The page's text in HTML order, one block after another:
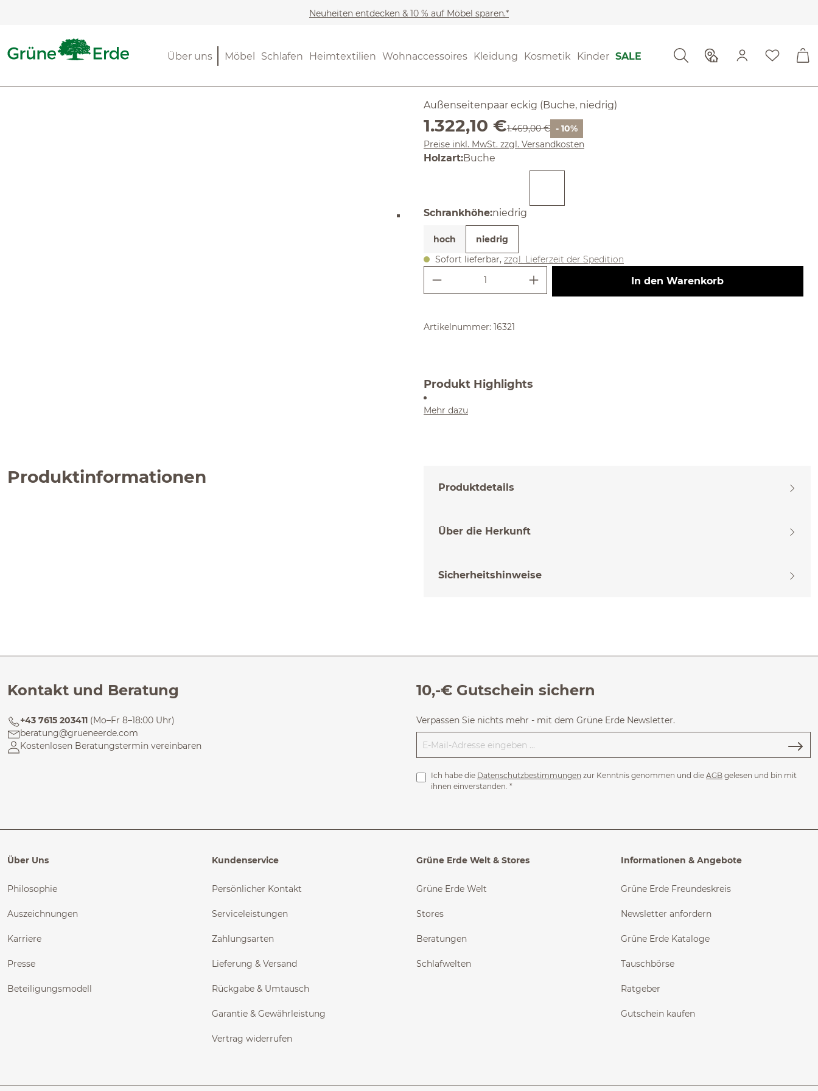
Neuheiten entdecken & 10 % auf Möbel sparen.*
Möbel Schlafen Heimtextilien Wohnaccessoires Kleidung Kosmetik Kinder SALE
Über uns
Noch keine Bewertungen
Außenseitenpaar eckig (Buche, niedrig)
Verkaufspreis:
1.322,10 €Regulärer Preis:
1.469,00 € - 10%
Preise inkl. MwSt. zzgl. Versandkosten
Holzartauswählen
:Buche
Schrankhöheauswählen
:niedrig
hoch
niedrig
Sofort lieferbar, zzgl. Lieferzeit der Spedition
Produkt Anzahl: Gib den gewünschten Wert ein
In den Warenkorb
Artikelnummer: 16321
Produkt Highlights
Mehr dazu
Produktinformationen
Produktdetails
Über die Herkunft
Sicherheitshinweise
Kontakt und Beratung
+43 7615 203411 (Mo–Fr 8–18:00 Uhr)
beratung@grueneerde.com
Kostenlosen Beratungstermin vereinbaren
10,-€ Gutschein sichern
Verpassen Sie nichts mehr - mit dem Grüne Erde Newsletter.
Ich habe die Datenschutzbestimmungen zur Kenntnis genommen und die AGB gelesen und bin mit
ihnen einverstanden. *
Über Uns
Philosophie
Auszeichnungen
Karriere
Presse
Beteiligungsmodell
Kundenservice
Persönlicher Kontakt
Serviceleistungen
Zahlungsarten
Lieferung & Versand
Rückgabe & Umtausch
Garantie & Gewährleistung
Vertrag widerrufen
Grüne Erde Welt & Stores
Grüne Erde Welt
Stores
Beratungen
Schlafwelten
Informationen & Angebote
Grüne Erde Freundeskreis
Newsletter anfordern
Grüne Erde Kataloge
Tauschbörse
Ratgeber
Gutschein kaufen